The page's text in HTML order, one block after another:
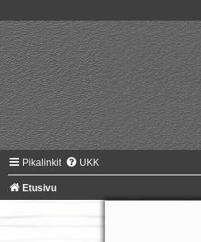
Pikalinkit UKK
Etusivu